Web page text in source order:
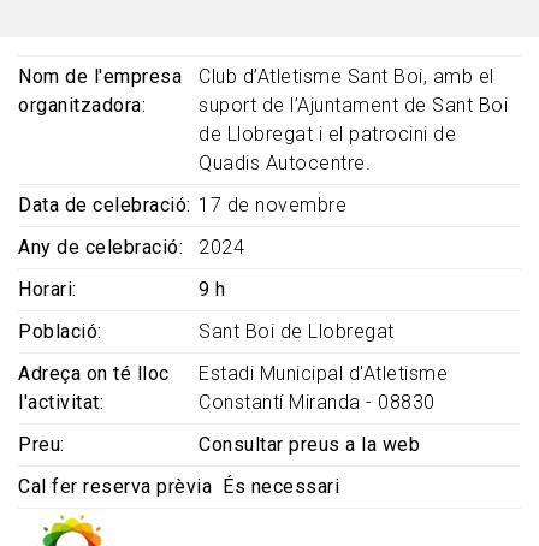
Nom de l'empresa
organitzadora
Club d’Atletisme Sant Boi, amb el
suport de l’Ajuntament de Sant Boi
de Llobregat i el patrocini de
Quadis Autocentre.
Data de celebració 17 de novembre
Any de celebració
2024
Horari
9 h
Població
Sant Boi de Llobregat
Adreça on té lloc
l'activitat
Estadi Municipal d'Atletisme
Constantí Miranda - 08830
Preu
Consultar preus a la web
Cal fer reserva prèvia
És necessari